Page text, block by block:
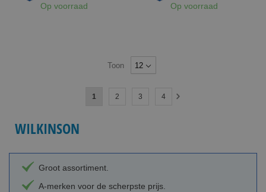
Op voorraad Op voorraad
Toon
U1 Pagina
2 Pagina
3 Pagina
4
WILKINSON
Groot assortiment.
A-merken voor de scherpste prijs.